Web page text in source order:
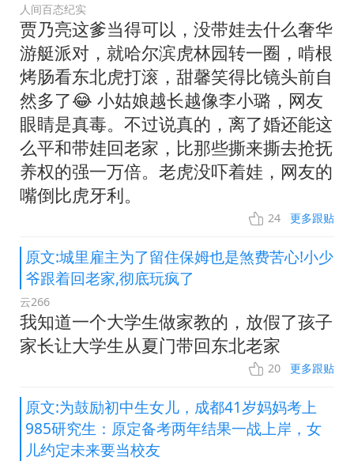
人间百态纪实
贾乃亮这爹当得可以，没带娃去什么奢华
游艇派对，就哈尔滨虎林园转一圈，啃根
烤肠看东北虎打滚，甜馨笑得比镜头前自
然多了😂 小姑娘越长越像李小璐，网友
眼睛是真毒。不过说真的，离了婚还能这
么平和带娃回老家，比那些撕来撕去抢抚
养权的强一万倍。老虎没吓着娃，网友的
嘴倒比虎牙利。
24 更多跟贴
原文:城里雇主为了留住保姆也是煞费苦心!小少
爷跟着回老家,彻底玩疯了
云266
我知道一个大学生做家教的，放假了孩子
家长让大学生从夏门带回东北老家
20 更多跟贴
原文:为鼓励初中生女儿，成都41岁妈妈考上
985研究生：原定备考两年结果一战上岸，女
儿约定未来要当校友